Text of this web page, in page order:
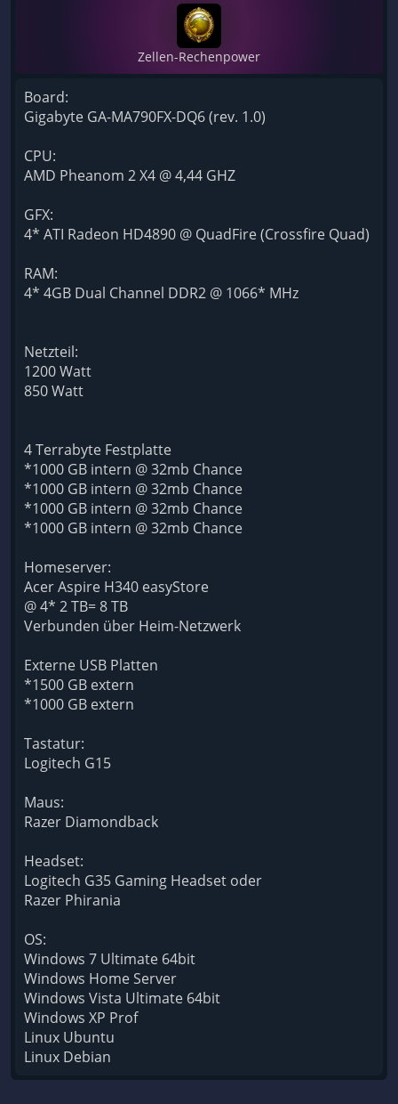
Zellen-Rechenpower
Board:
Gigabyte GA-MA790FX-DQ6 (rev. 1.0)
CPU:
AMD Pheanom 2 X4 @ 4,44 GHZ
GFX:
4* ATI Radeon HD4890 @ QuadFire (Crossfire Quad)
RAM:
4* 4GB Dual Channel DDR2 @ 1066* MHz
Netzteil:
1200 Watt
850 Watt
4 Terrabyte Festplatte
*1000 GB intern @ 32mb Chance
*1000 GB intern @ 32mb Chance
*1000 GB intern @ 32mb Chance
*1000 GB intern @ 32mb Chance
Homeserver:
Acer Aspire H340 easyStore
@ 4* 2 TB= 8 TB
Verbunden über Heim-Netzwerk
Externe USB Platten
*1500 GB extern
*1000 GB extern
Tastatur:
Logitech G15
Maus:
Razer Diamondback
Headset:
Logitech G35 Gaming Headset oder
Razer Phirania
OS:
Windows 7 Ultimate 64bit
Windows Home Server
Windows Vista Ultimate 64bit
Windows XP Prof
Linux Ubuntu
Linux Debian